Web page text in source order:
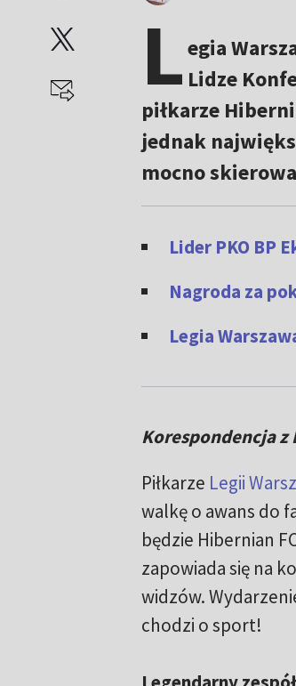
Legia
Lidze
piłkarze
jednak
mocno
Lider PKO BP
Nagroda za
Legia
Korespondencja z
Piłkarze Legii
walkę o awans do
będzie Hibernian
zapowiada się na
widzów.
chodzi o sport!